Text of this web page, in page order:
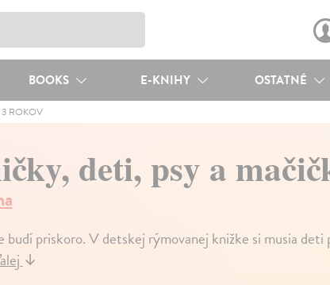
BOOKS E-KNIHY OSTATNÉ
ROKOV
deti, psy a
budí priskoro. V detskej rýmovanej knižke si musia deti
↓